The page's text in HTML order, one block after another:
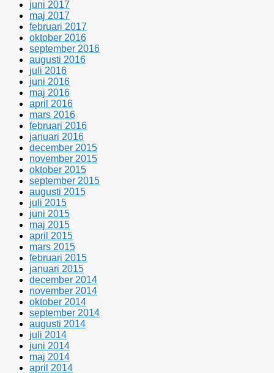
juni 2017
maj 2017
februari 2017
oktober 2016
september 2016
augusti 2016
juli 2016
juni 2016
maj 2016
april 2016
mars 2016
februari 2016
januari 2016
december 2015
november 2015
oktober 2015
september 2015
augusti 2015
juli 2015
juni 2015
maj 2015
april 2015
mars 2015
februari 2015
januari 2015
december 2014
november 2014
oktober 2014
september 2014
augusti 2014
juli 2014
juni 2014
maj 2014
april 2014